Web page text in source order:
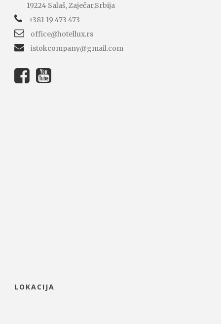
19224 Salaš, Zaječar,Srbija
+381 19 473 473
office@hotellux.rs
istokcompany@gmail.com
LOKACIJA